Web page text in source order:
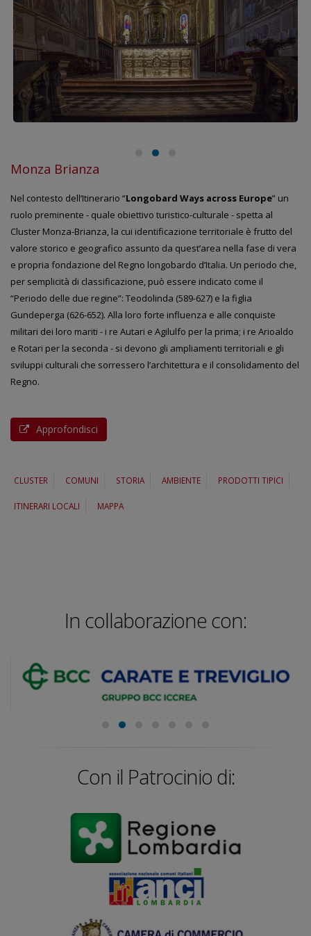
Monza Brianza
Nel contesto dell’Itinerario “Longobard Ways across Europe” un
ruolo preminente - quale obiettivo turistico-culturale - spetta al
Cluster Monza-Brianza, la cui identificazione territoriale è frutto del
valore storico e geografico assunto da quest’area nella fase di vera
e propria fondazione del Regno longobardo d’Italia. Un periodo che,
per semplicità di classificazione, può essere indicato come il
“Periodo delle due regine”: Teodolinda (589-627) e la figlia
Gundeperga (626-652). Alla loro forte influenza e alle conquiste
militari dei loro mariti - i re Autari e Agilulfo per la prima; i re Arioaldo
e Rotari per la seconda - si devono gli ampliamenti territoriali e gli
sviluppi culturali che sorressero l’architettura e il consolidamento del
Regno.
Approfondisci
CLUSTER COMUNI STORIA AMBIENTE PRODOTTI TIPICI
ITINERARI LOCALI MAPPA
In collaborazione con:
Con il Patrocinio di: